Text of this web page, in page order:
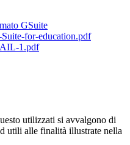
GSuite
for-education.pdf
1.pdf
utilizzati si avvalgono di
utili alle finalità illustrate nella